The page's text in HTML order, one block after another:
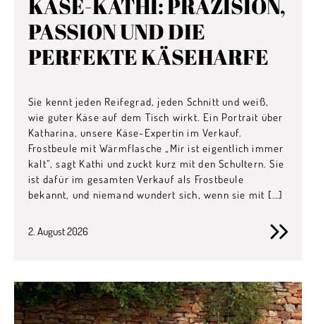
KÄSE-KATHI: PRÄZISION,
PASSION UND DIE
PERFEKTE KÄSEHARFE
Sie kennt jeden Reifegrad, jeden Schnitt und weiß,
wie guter Käse auf dem Tisch wirkt. Ein Portrait über
Katharina, unsere Käse-Expertin im Verkauf.
Frostbeule mit Wärmflasche „Mir ist eigentlich immer
kalt“, sagt Kathi und zuckt kurz mit den Schultern. Sie
ist dafür im gesamten Verkauf als Frostbeule
bekannt, und niemand wundert sich, wenn sie mit […]
2. August 2026